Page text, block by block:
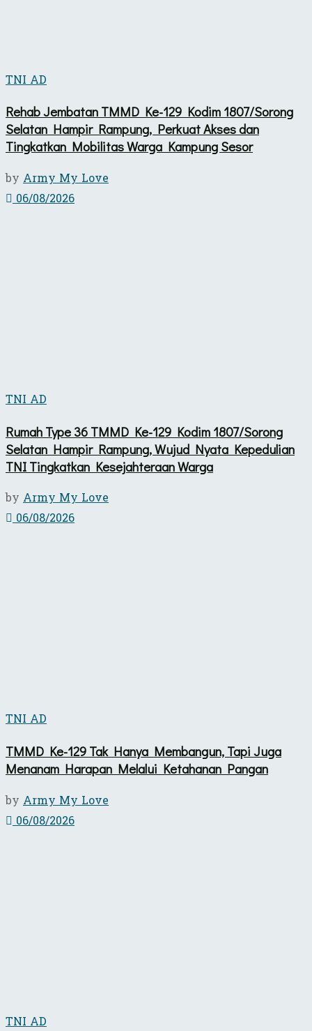
TNI AD
Rehab Jembatan TMMD Ke-129 Kodim 1807/Sorong
Selatan Hampir Rampung, Perkuat Akses dan
Tingkatkan Mobilitas Warga Kampung Sesor
by Army My Love
06/08/2026
TNI AD
Rumah Type 36 TMMD Ke-129 Kodim 1807/Sorong
Selatan Hampir Rampung, Wujud Nyata Kepedulian
TNI Tingkatkan Kesejahteraan Warga
by Army My Love
06/08/2026
TNI AD
TMMD Ke-129 Tak Hanya Membangun, Tapi Juga
Menanam Harapan Melalui Ketahanan Pangan
by Army My Love
06/08/2026
TNI AD